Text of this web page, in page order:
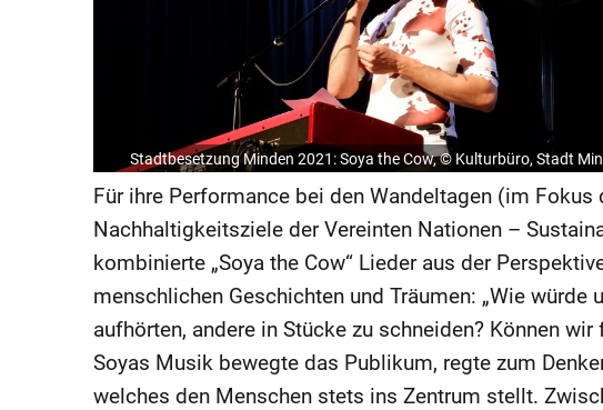
Stadtbesetzung Minden 2021: Soya the Cow, © Kulturbüro, Stadt
Für ihre Performance bei den Wandeltagen (im
Nachhaltigkeitsziele der Vereinten Nationen –
kombinierte „Soya the Cow“ Lieder aus der
menschlichen Geschichten und Träumen: „Wie würde
aufhörten, andere in Stücke zu schneiden? Können
Soyas Musik bewegte das Publikum, regte zum
welches den Menschen stets ins Zentrum stellt.